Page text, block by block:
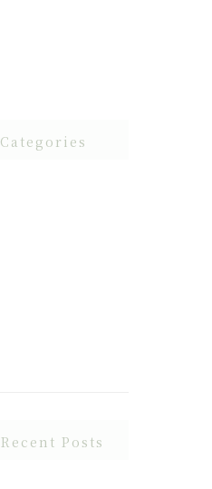
Categories
Recent Posts